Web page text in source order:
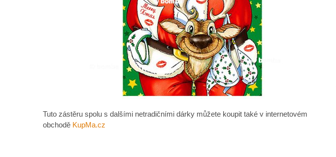
Tuto zástěru spolu s dalšími netradičními dárky můžete koupit také v internetovém
obchodě KupMa.cz